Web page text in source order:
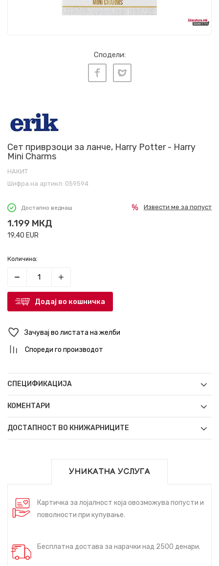
Сподели:
Сет приврзоци за ланче, Harry Potter - Harry
Mini Charms
НАКИТ
Шифра на артикл: 059594
Достапно веднаш
1.199 МКД
19,40 EUR
Извести ме за попуст
Количина:
Додај во кошничка
Зачувај во листата на желби
Спореди го производот
СПЕЦИФИКАЦИЈА
КОМЕНТАРИ
ДОСТАПНОСТ ВО КНИЖАРНИЦИТЕ
УНИКАТНА УСЛУГА
Картичка за лојалност која овозможува попусти и
поволности при купување.
Бесплатна достава за нарачки над 2500 денари.